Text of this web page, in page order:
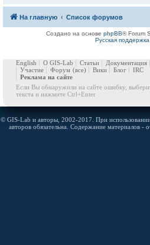
На главную Список форумов
Создано на основе phpBB® Forum
Русская
English О GIS-Lab Статьи Документация
Участие
Форум (все) Вики Блог
IRC
Реклама на сайте
Если Вы обнаружили на сайте ошибку,
текста и нажмите Ctrl+Enter
© GIS-Lab и авторы, 2002-2017. При
авторов обязательна. Содержание материалов -